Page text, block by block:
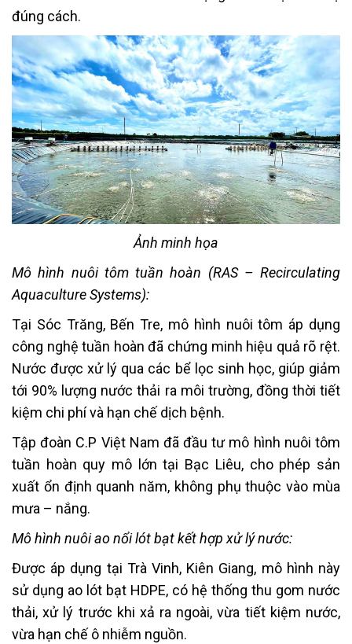
đúng cách.
Ảnh minh họa
Mô hình nuôi tôm tuần hoàn (RAS – Recirculating
Aquaculture Systems):
Tại Sóc Trăng, Bến Tre, mô hình nuôi tôm áp dụng
công nghệ tuần hoàn đã chứng minh hiệu quả rõ rệt.
Nước được xử lý qua các bể lọc sinh học, giúp giảm
tới 90% lượng nước thải ra môi trường, đồng thời tiết
kiệm chi phí và hạn chế dịch bệnh.
Tập đoàn C.P Việt Nam đã đầu tư mô hình nuôi tôm
tuần hoàn quy mô lớn tại Bạc Liêu, cho phép sản
xuất ổn định quanh năm, không phụ thuộc vào mùa
mưa – nắng.
Mô hình nuôi ao nổi lót bạt kết hợp xử lý nước:
Được áp dụng tại Trà Vinh, Kiên Giang, mô hình này
sử dụng ao lót bạt HDPE, có hệ thống thu gom nước
thải, xử lý trước khi xả ra ngoài, vừa tiết kiệm nước,
vừa hạn chế ô nhiễm nguồn.